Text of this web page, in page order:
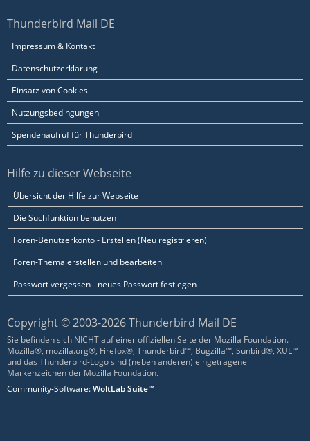
Thunderbird Mail DE
Impressum & Kontakt
Datenschutzerklärung
Einsatz von Cookies
Nutzungsbedingungen
Spendenaufruf für Thunderbird
Hilfe zu dieser Webseite
Übersicht der Hilfe zur Webseite
Die Suchfunktion benutzen
Foren-Benutzerkonto - Erstellen (Neu registrieren)
Foren-Thema erstellen und bearbeiten
Passwort vergessen - neues Passwort festlegen
Copyright © 2003-2026 Thunderbird Mail DE
Sie befinden sich NICHT auf einer offiziellen Seite der Mozilla Foundation.
Mozilla®, mozilla.org®, Firefox®, Thunderbird™, Bugzilla™, Sunbird®, XUL™
und das Thunderbird-Logo sind (neben anderen) eingetragene
Markenzeichen der Mozilla Foundation.
Community-Software:WoltLab Suite™